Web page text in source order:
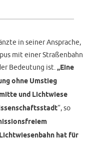
in seiner Ansprache,
mit einer Straßenbahn
Bedeutung ist.„Eine
ohne Umstieg
und Lichtwiese
“, so
hat für